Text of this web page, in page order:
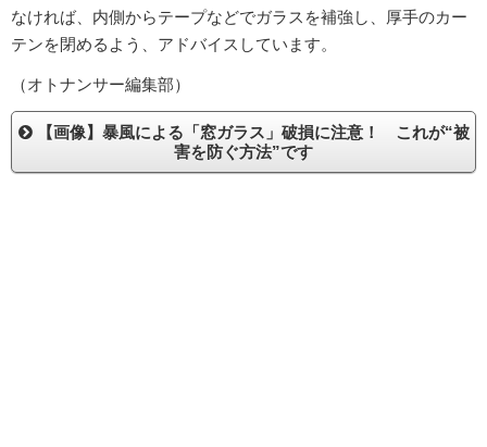
なければ、内側からテープなどでガラスを補強し、厚手のカー
テンを閉めるよう、アドバイスしています。
（オトナンサー編集部）
【画像】暴風による「窓ガラス」破損に注意！ これが“被
害を防ぐ方法”です